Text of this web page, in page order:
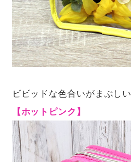
ビビッドな色合いがまぶしい
【ホットピンク】